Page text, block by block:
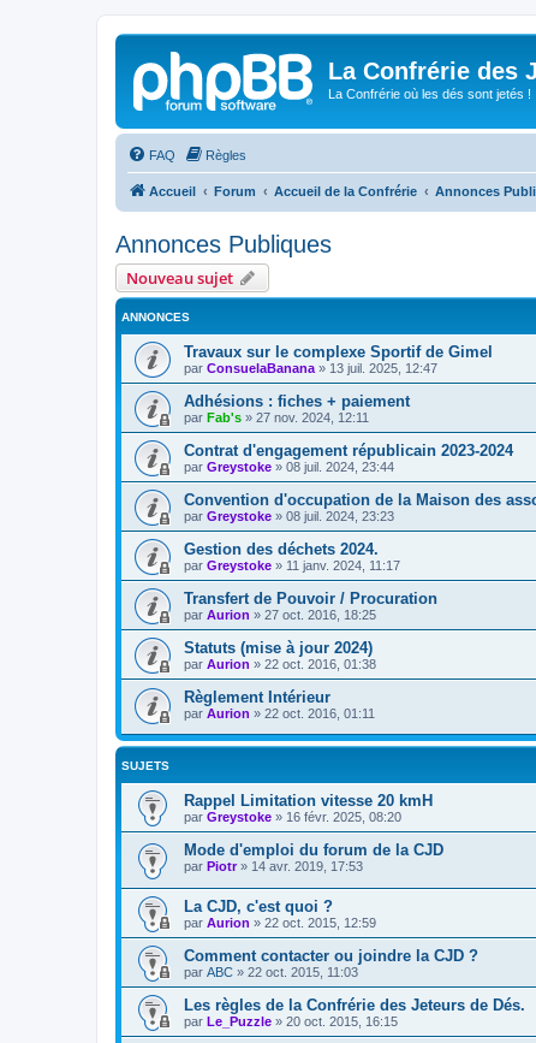
La Confrérie des
La Confrérie où les dés sont jetés !
FAQ Règles
Accueil Forum Accueil de la Confrérie Annonces
Annonces Publiques
Nouveau sujet
ANNONCES
Travaux sur le complexe Sportif de Gimel
par ConsuelaBanana » 13 juil. 2025, 12:47
Adhésions : fiches + paiement
par Fab's » 27 nov. 2024, 12:11
Contrat d'engagement républicain 2023-2024
par Greystoke » 08 juil. 2024, 23:44
Convention d'occupation de la Maison des
par Greystoke » 08 juil. 2024, 23:23
Gestion des déchets 2024.
par Greystoke » 11 janv. 2024, 11:17
Transfert de Pouvoir / Procuration
par Aurion » 27 oct. 2016, 18:25
Statuts (mise à jour 2024)
par Aurion » 22 oct. 2016, 01:38
Règlement Intérieur
par Aurion » 22 oct. 2016, 01:11
SUJETS
Rappel Limitation vitesse 20 kmH
par Greystoke » 16 févr. 2025, 08:20
Mode d'emploi du forum de la CJD
par Piotr» 14 avr. 2019, 17:53
La CJD, c'est quoi ?
par Aurion » 22 oct. 2015, 12:59
Comment contacter ou joindre la CJD ?
par ABC » 22 oct. 2015, 11:03
Les règles de la Confrérie des Jeteurs de Dés.
par Le_Puzzle » 20 oct. 2015, 16:15